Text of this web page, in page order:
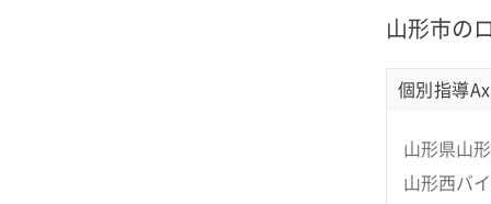
山形市の
個別指導
山形県山
山形西バ